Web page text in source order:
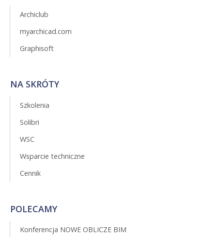
Archiclub
myarchicad.com
Graphisoft
NA SKRÓTY
Szkolenia
Solibri
WSC
Wsparcie techniczne
Cennik
POLECAMY
Konferencja NOWE OBLICZE BIM